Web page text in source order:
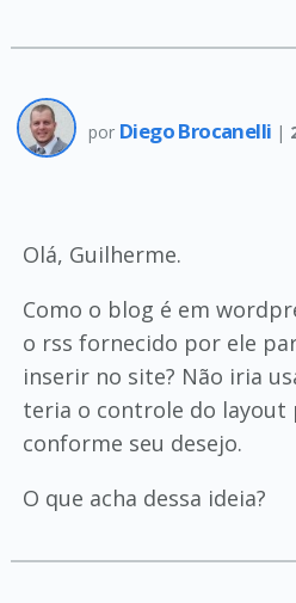
por Diego Brocanelli |
Olá, Guilherme.
Como o blog é em
o rss fornecido por ele
inserir no site? Não iria
teria o controle do layout
conforme seu desejo.
O que acha dessa ideia?